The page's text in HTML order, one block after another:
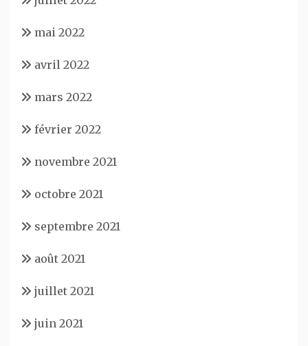
mai 2022
avril 2022
mars 2022
février 2022
novembre 2021
octobre 2021
septembre 2021
août 2021
juillet 2021
juin 2021